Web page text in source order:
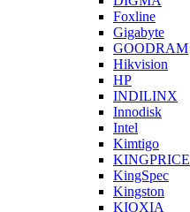
Foxline
Gigabyte
GOODRAM
Hikvision
HP
INDILINX
Innodisk
Intel
Kimtigo
KINGPRICE
KingSpec
Kingston
KIOXIA